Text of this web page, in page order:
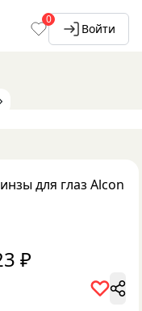
0
Войти
для глаз Alcon
₽